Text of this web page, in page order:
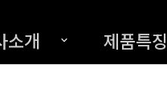
소개 제품특징